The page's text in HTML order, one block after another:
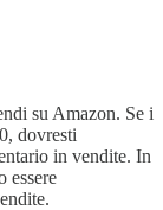
su Amazon. Se i
dovresti
in vendite. In
essere